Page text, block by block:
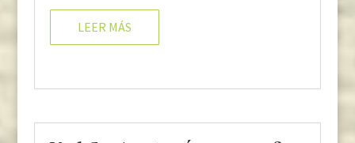
LEER MÁS